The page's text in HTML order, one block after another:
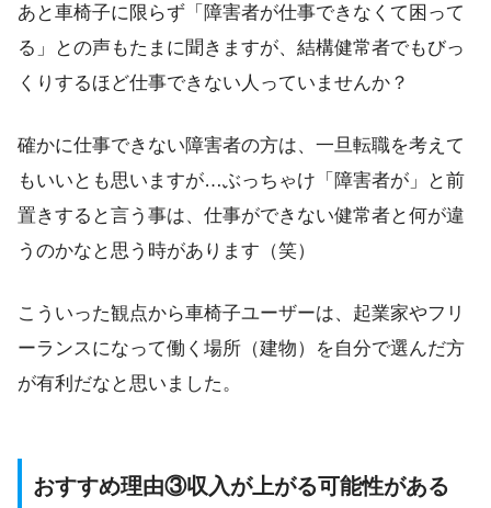
あと車椅子に限らず「障害者が仕事できなくて困って
る」との声もたまに聞きますが、 結構健常者でもびっ
くりするほど仕事できない人 っていませんか？
確かに仕事できない障害者の方は、一旦転職を考えて
もいいとも思いますが…ぶっちゃけ「障害者が」と前
置きすると言う事は、仕事ができない健常者と何が違
うのかなと思う時があります（笑）
こういった観点から車椅子ユーザーは、起業家やフリ
ーランスになって働く場所（建物）を自分で選んだ方
が有利だなと思いました。
おすすめ理由③収入が上がる可能性がある